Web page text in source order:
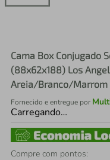
Cama Box Conjugado
(88x62x188) Los
Areia/Branco/Marrom
Fornecido e entregue por
Carregando…
Compre com pontos: